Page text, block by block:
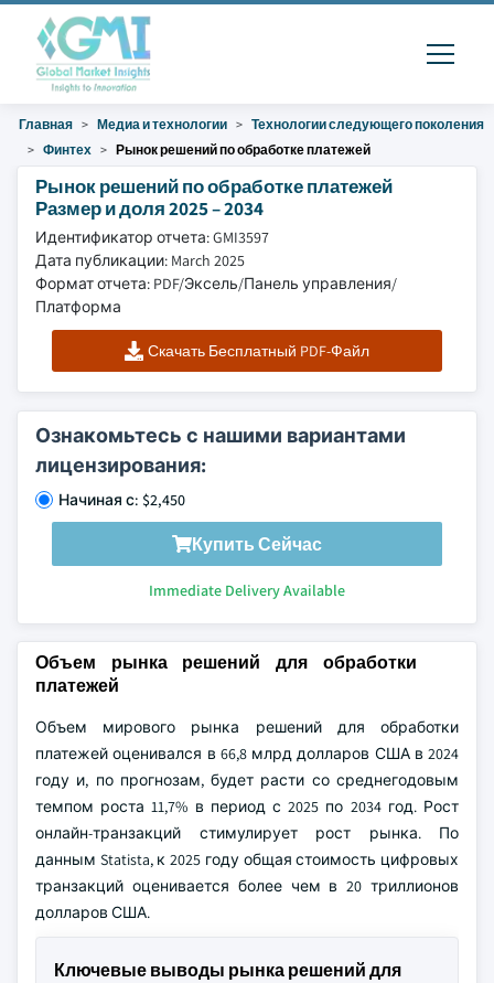
Главная Медиа и технологии
Технологии следующего поколения
Финтех
Рынок решений по обработке платежей
Рынок решений по обработке платежей
Размер и доля 2025 – 2034
Идентификатор отчета: GMI3597
Дата публикации: March 2025
Формат отчета: PDF/Эксель/Панель управления/
Платформа
Скачать Бесплатный PDF-Файл
Ознакомьтесь с нашими вариантами
лицензирования:
Начиная с: $2,450
Купить Сейчас
Immediate Delivery Available
Объем рынка решений для обработки
платежей
Объем мирового рынка решений для обработки
платежей оценивался в 66,8 млрд долларов США в 2024
году и, по прогнозам, будет расти со среднегодовым
темпом роста 11,7% в период с 2025 по 2034 год. Рост
онлайн-транзакций стимулирует рост рынка. По
данным Statista, к 2025 году общая стоимость цифровых
транзакций оценивается более чем в 20 триллионов
долларов США.
Ключевые выводы рынка решений для